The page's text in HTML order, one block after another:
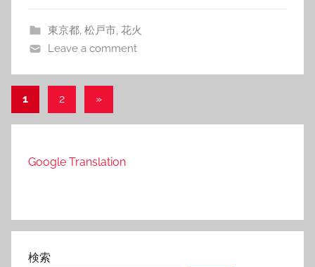
東京都, 松戸市, 花火
Leave a comment
投
稿
ジ
送
1 2
Next
»
Google Translation
検索